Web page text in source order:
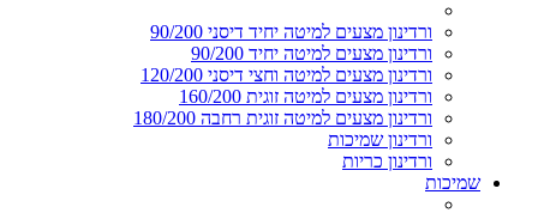
ורדינון מצעים למיטה יחיד דיסני 90/200
ורדינון מצעים למיטה יחיד 90/200
ורדינון מצעים למיטה וחצי דיסני 120/200
ורדינון מצעים למיטה זוגית 160/200
ורדינון מצעים למיטה זוגית רחבה 180/200
ורדינון שמיכות
ורדינון כריות
שמיכות